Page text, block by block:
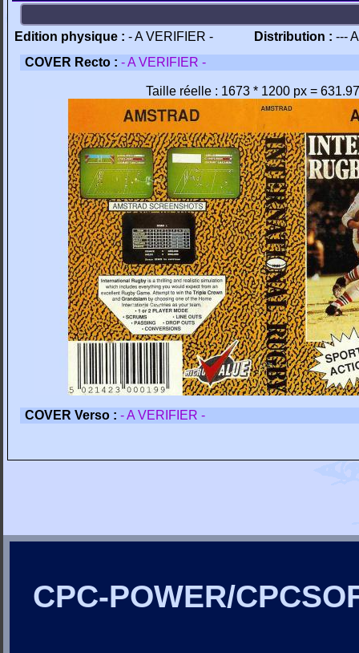
Edition physique : - A VERIFIER - Distribution : ---
COVER Recto : - A VERIFIER -
Taille réelle : 1673 * 1200 px =
COVER Verso : - A VERIFIER -
CPC-POWER/